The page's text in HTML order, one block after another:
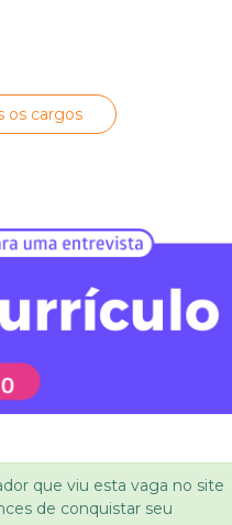
os cargos
que viu esta vaga no site
de conquistar seu